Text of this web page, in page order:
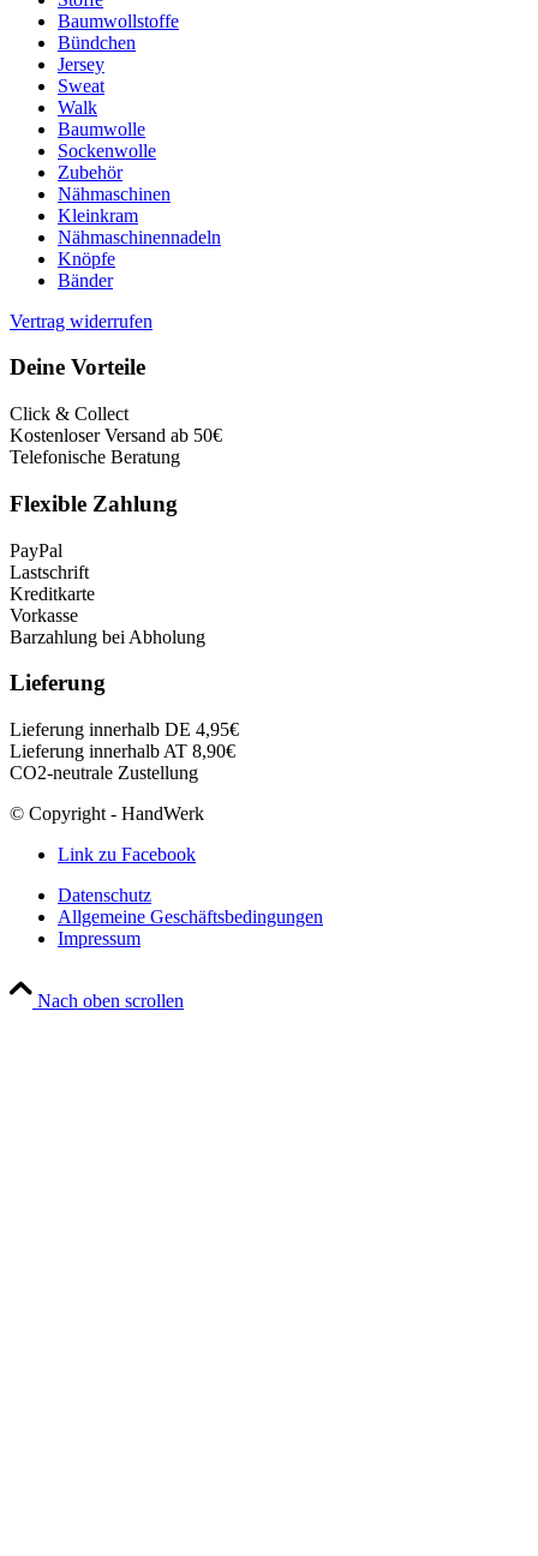
Baumwollstoffe
Bündchen
Jersey
Sweat
Walk
Baumwolle
Sockenwolle
Zubehör
Nähmaschinen
Kleinkram
Nähmaschinennadeln
Knöpfe
Bänder
Vertrag widerrufen
Deine Vorteile
Click & Collect
Kostenloser Versand ab 50€
Telefonische Beratung
Flexible Zahlung
PayPal
Lastschrift
Kreditkarte
Vorkasse
Barzahlung bei Abholung
Lieferung
Lieferung innerhalb DE 4,95€
Lieferung innerhalb AT 8,90€
CO2-neutrale Zustellung
© Copyright - HandWerk
Link zu Facebook
Datenschutz
Allgemeine Geschäftsbedingungen
Impressum
Nach oben scrollen